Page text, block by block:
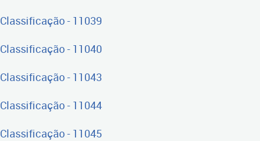
Classificação - 11039
Classificação - 11040
Classificação - 11043
Classificação - 11044
Classificação - 11045